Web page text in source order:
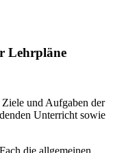
Lehrpläne
und Aufgaben der
Unterricht sowie